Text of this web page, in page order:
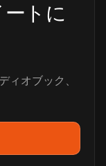
ートに
ィオブック、